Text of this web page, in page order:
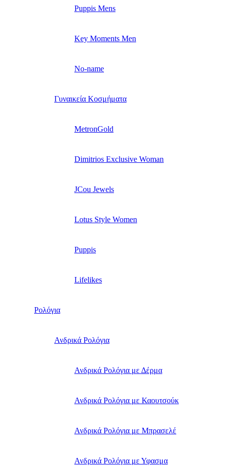
Puppis Mens
Key Moments Men
No-name
Γυναικεία Κοσμήματα
MetronGold
Dimitrios Exclusive Woman
JCou Jewels
Lotus Style Women
Puppis
Lifelikes
Ρολόγια
Ανδρικά Ρολόγια
Ανδρικά Ρολόγια με Δέρμα
Ανδρικά Ρολόγια με Καουτσούκ
Ανδρικά Ρολόγια με Μπρασελέ
Ανδρικά Ρολόγια με Υφασμα